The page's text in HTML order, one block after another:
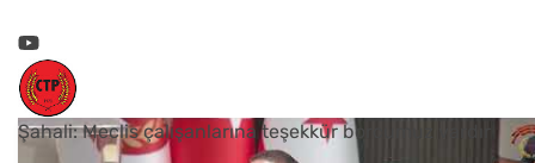
Şahali: Meclis çalışanlarına teşekkür borcumuz vardır